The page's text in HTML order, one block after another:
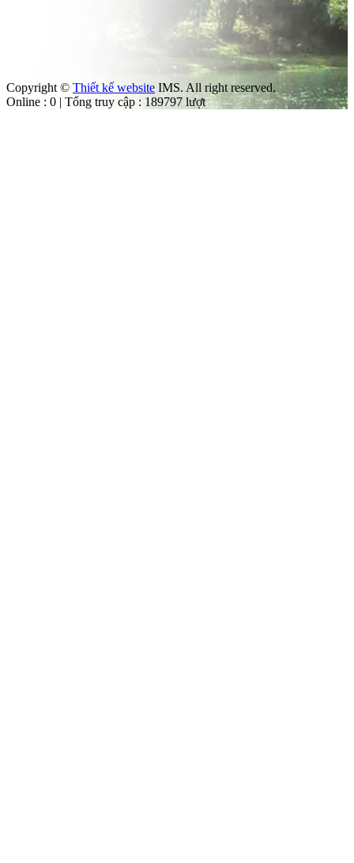
Copyright © Thiết kế website IMS. All right reserved.
Online : 0 | Tổng truy cập : 189797 lượt